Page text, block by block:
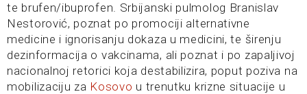
te brufen/ibuprofen. Srbijanski pulmolog Branislav
Nestorović, poznat po promociji alternativne
medicine i ignorisanju dokaza u medicini, te širenju
dezinformacija o vakcinama, ali poznat i po zapaljivoj
nacionalnoj retorici koja destabilizira, poput poziva na
mobilizaciju za Kosovo u trenutku krizne situacije u